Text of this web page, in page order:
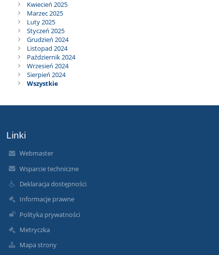
Kwiecień 2025
Marzec 2025
Luty 2025
Styczeń 2025
Grudzień 2024
Listopad 2024
Październik 2024
Wrzesień 2024
Sierpień 2024
Wszystkie
Linki
Webmaster
Wsparcie techniczne
Deklaracja dostępności
Informacje prawne
Polityka prywatności
Metryczka
Mapa strony